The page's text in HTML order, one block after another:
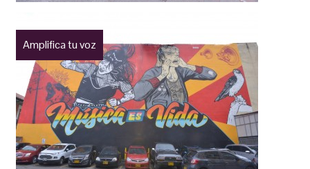
Amplifica tu voz